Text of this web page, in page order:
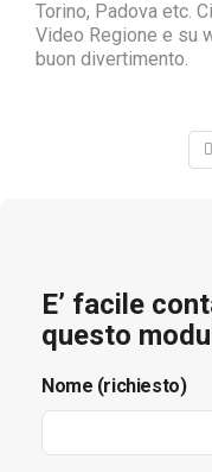
Torino, Padova etc.
Video Regione e su
buon divertimento.
E’ facile
questo
Nome (richiesto)